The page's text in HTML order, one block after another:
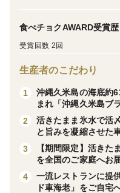
き〆急速冷凍車海老」
【沖縄久米島は車海老
【弊社の拘り】沖縄久
海洋深層水生まれ「沖
車海老の生産量日本一
食べチョクAWARD受賞歴
受賞回数 2回
生産者のこだわり
1
沖縄久米島の海底約
まれ「沖縄久米島ブ
2
活きたまま氷水で活
と旨みを凝縮させた
3
【期間限定】活きた
を全国のご家庭へお
4
一流レストランに提
ド車海老」をご自宅